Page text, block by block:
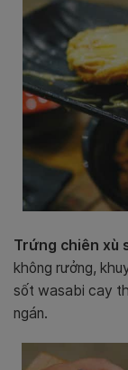
Trứng chiên xù
không rưởng,
sốt wasabi cay
ngán.